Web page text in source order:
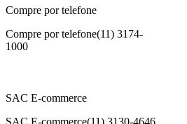
Compre por telefone
Compre por telefone(11) 3174-
1000
SAC E-commerce
SAC E-commerce(11) 3130-4646